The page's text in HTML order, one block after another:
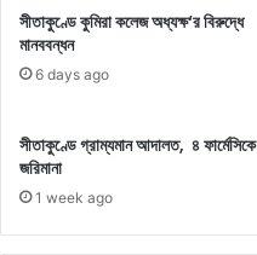
সীতাকুণ্ডে কুমিরা কলেজ অধ্যক্ষ‘র বিরুদ্ধে
মানববন্ধন
6 days ago
সীতাকুণ্ডে গ্রাম্যমান আদালত, ৪ ফার্মেসিকে
জরিমানা
1 week ago